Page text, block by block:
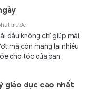
trước
đầu không chỉ giúp mái
mà còn mang lại nhiều
cho tóc của bạn.
giáo dục cao nhất